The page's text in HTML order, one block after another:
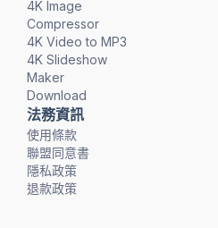
4K Image
Compressor
4K Video to MP3
4K Slideshow
Maker
Download
法務資訊
使用條款
聯盟同意書
隱私政策
退款政策